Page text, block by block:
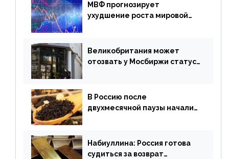
МВФ прогнозирует
ухудшение роста мировой
апреля
Великобритания может
отозвать у Мосбиржи статус
В Россию после
двухмесячной паузы начали
Набиуллина: Россия готова
судиться за возврат